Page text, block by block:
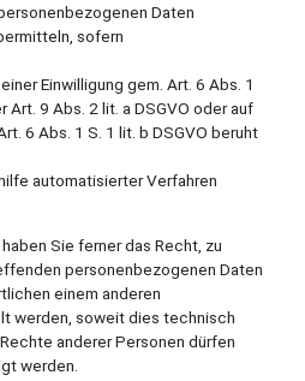
Daten
sofern
Einwilligung gem. Art. 6 Abs. 1
Art. 9 Abs. 2 lit. a DSGVO oder auf
6 Abs. 1 S. 1 lit. b DSGVO beruht
automatisierter Verfahren
Sie ferner das Recht, zu
personenbezogenen Daten
einem anderen
werden, soweit dies technisch
anderer Personen dürfen
werden.